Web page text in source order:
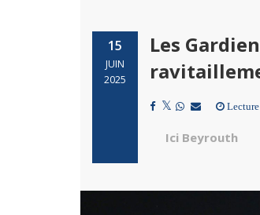
15
JUIN
2025
Les
Ici Beyrouth